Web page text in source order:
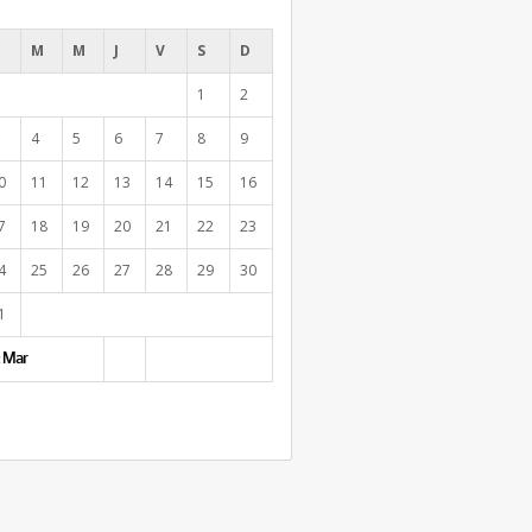
M M J V S D
1 2
4 5 6 7 8 9
11 12 13 14 15 16
18 19 20 21 22 23
25 26 27 28 29 30